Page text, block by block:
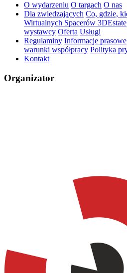
O wydarzeniu O targach O nas
Dla zwiedzających Co, gdzie,
Wirtualnych Spacerów 3DEstate
wystawcy Oferta Usługi
Regulaminy Informacje prasowe
warunki współpracy Polityka
Kontakt
Organizator